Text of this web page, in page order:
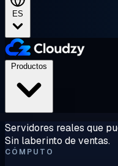
ES
Servidores reales que
Sin laberinto de ventas.
CÓMPUTO